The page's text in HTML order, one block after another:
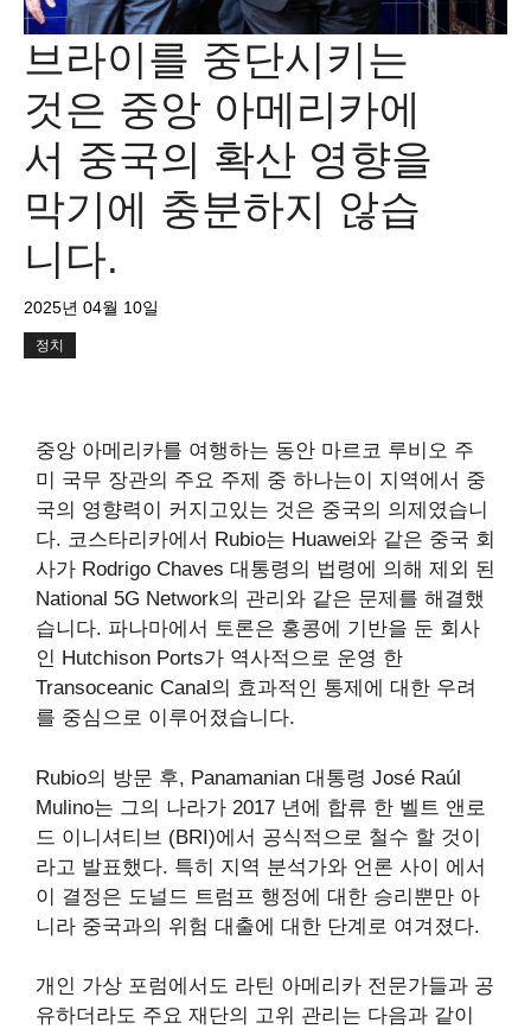
브라이를 중단시키는
것은 중앙 아메리카에
서 중국의 확산 영향을
막기에 충분하지 않습
니다.
2025년 04월 10일
정치
중앙 아메리카를 여행하는 동안 마르코 루비오 주
미 국무 장관의 주요 주제 중 하나는이 지역에서 중
국의 영향력이 커지고있는 것은 중국의 의제였습니
다. 코스타리카에서 Rubio는 Huawei와 같은 중국 회
사가 Rodrigo Chaves 대통령의 법령에 의해 제외 된
National 5G Network의 관리와 같은 문제를 해결했
습니다. 파나마에서 토론은 홍콩에 기반을 둔 회사
인 Hutchison Ports가 역사적으로 운영 한
Transoceanic Canal의 효과적인 통제에 대한 우려
를 중심으로 이루어졌습니다.
Rubio의 방문 후, Panamanian 대통령 José Raúl
Mulino는 그의 나라가 2017 년에 합류 한 벨트 앤로
드 이니셔티브 (BRI)에서 공식적으로 철수 할 것이
라고 발표했다. 특히 지역 분석가와 언론 사이 에서
이 결정은 도널드 트럼프 행정에 대한 승리뿐만 아
니라 중국과의 위험 대출에 대한 단계로 여겨졌다.
개인 가상 포럼에서도 라틴 아메리카 전문가들과 공
유하더라도 주요 재단의 고위 관리는 다음과 같이